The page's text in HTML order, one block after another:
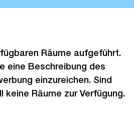
Räume aufgeführt.
eine Beschreibung des
einzureichen. Sind
Räume zur Verfügung.